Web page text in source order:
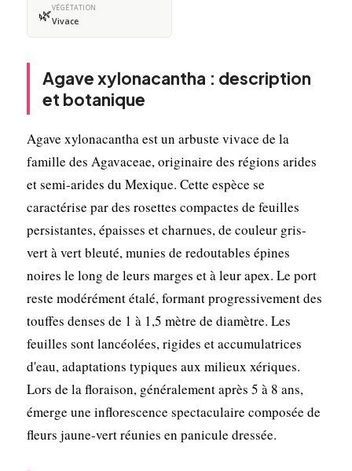
🌿VÉGÉTATION
Vivace
Agave xylonacantha : description
et botanique
Agave xylonacantha est un arbuste vivace de la
famille des Agavaceae, originaire des régions arides
et semi-arides du Mexique. Cette espèce se
caractérise par des rosettes compactes de feuilles
persistantes, épaisses et charnues, de couleur gris-
vert à vert bleuté, munies de redoutables épines
noires le long de leurs marges et à leur apex. Le port
reste modérément étalé, formant progressivement des
touffes denses de 1 à 1,5 mètre de diamètre. Les
feuilles sont lancéolées, rigides et accumulatrices
d'eau, adaptations typiques aux milieux xériques.
Lors de la floraison, généralement après 5 à 8 ans,
émerge une inflorescence spectaculaire composée de
fleurs jaune-vert réunies en panicule dressée.